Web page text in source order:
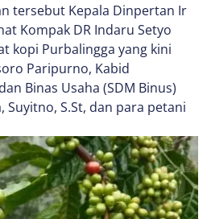
tersebut Kepala Dinpertan Ir
Kompak DR Indaru Setyo
kopi Purbalingga yang kini
Paripurno, Kabid
Binas Usaha (SDM Binus)
S.St, dan para petani